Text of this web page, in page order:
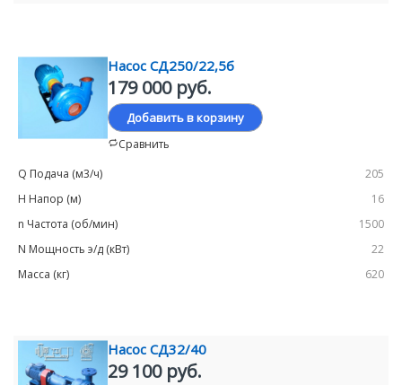
Насос СД250/22,5б
179 000 руб.
Добавить в корзину
Сравнить
205
16
1500
22
620
Насос СД32/40
29 100 руб.